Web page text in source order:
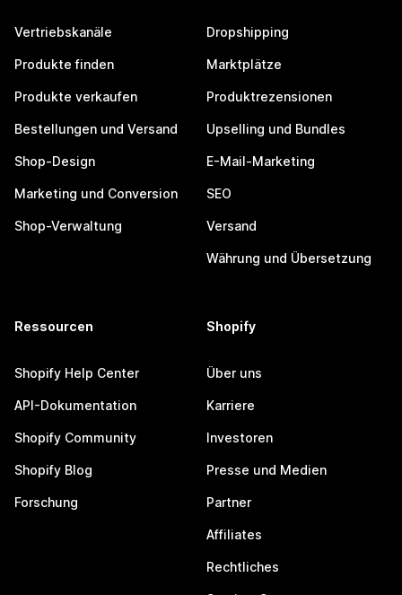
Vertriebskanäle
Produkte finden
Produkte verkaufen
Bestellungen und Versand
Shop-Design
Marketing und Conversion
Shop-Verwaltung
Dropshipping
Marktplätze
Produktrezensionen
Upselling und Bundles
E-Mail-Marketing
SEO
Versand
Währung und Übersetzung
Ressourcen
Shopify Help Center
API-Dokumentation
Shopify Community
Shopify Blog
Forschung
Shopify
Über uns
Karriere
Investoren
Presse und Medien
Partner
Affiliates
Rechtliches